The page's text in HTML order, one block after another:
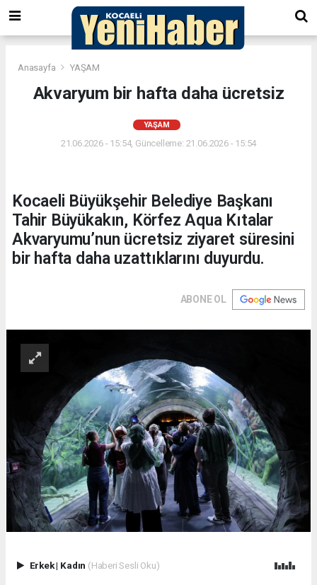
Anasayfa YAŞAM
Akvaryum bir hafta daha ücretsiz
YAŞAM
21.06.2026 - 15:54, Güncelleme: 21.06.2026 - 15:54
Kocaeli Büyükşehir Belediye Başkanı
Tahir Büyükakın, Körfez Aqua Kıtalar
Akvaryumu’nun ücretsiz ziyaret süresini
bir hafta daha uzattıklarını duyurdu.
ABONE OL
Erkek| Kadın (Haberi Sesli Oku)